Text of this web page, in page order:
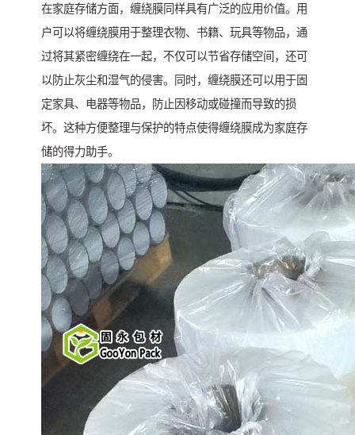
在家庭存储方面，缠绕膜同样具有广泛的应用价值。用
户可以将缠绕膜用于整理衣物、书籍、玩具等物品，通
过将其紧密缠绕在一起，不仅可以节省存储空间，还可
以防止灰尘和湿气的侵害。同时，缠绕膜还可以用于固
定家具、电器等物品，防止因移动或碰撞而导致的损
坏。这种方便整理与保护的特点使得缠绕膜成为家庭存
储的得力助手。